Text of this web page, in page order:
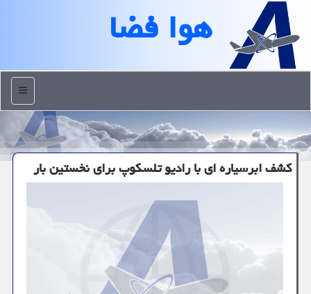
هوا فضا
منو
كشف ابرسیاره ای با رادیو تلسكوپ برای نخستین بار